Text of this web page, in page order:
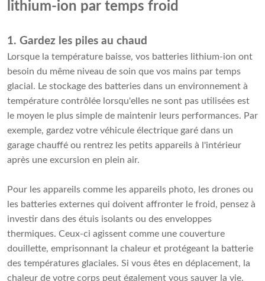
lithium-ion par temps froid
1. Gardez les piles au chaud
Lorsque la température baisse, vos batteries lithium-ion ont
besoin du même niveau de soin que vos mains par temps
glacial. Le stockage des batteries dans un environnement à
température contrôlée lorsqu'elles ne sont pas utilisées est
le moyen le plus simple de maintenir leurs performances. Par
exemple, gardez votre véhicule électrique garé dans un
garage chauffé ou rentrez les petits appareils à l'intérieur
après une excursion en plein air.
Pour les appareils comme les appareils photo, les drones ou
les batteries externes qui doivent affronter le froid, pensez à
investir dans des étuis isolants ou des enveloppes
thermiques. Ceux-ci agissent comme une couverture
douillette, emprisonnant la chaleur et protégeant la batterie
des températures glaciales. Si vous êtes en déplacement, la
chaleur de votre corps peut également vous sauver la vie.